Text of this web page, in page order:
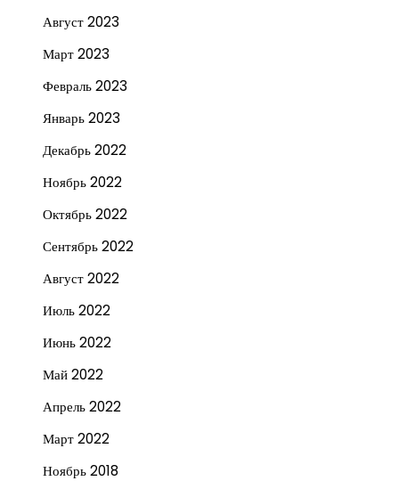
Август 2023
Март 2023
Февраль 2023
Январь 2023
Декабрь 2022
Ноябрь 2022
Октябрь 2022
Сентябрь 2022
Август 2022
Июль 2022
Июнь 2022
Май 2022
Апрель 2022
Март 2022
Ноябрь 2018